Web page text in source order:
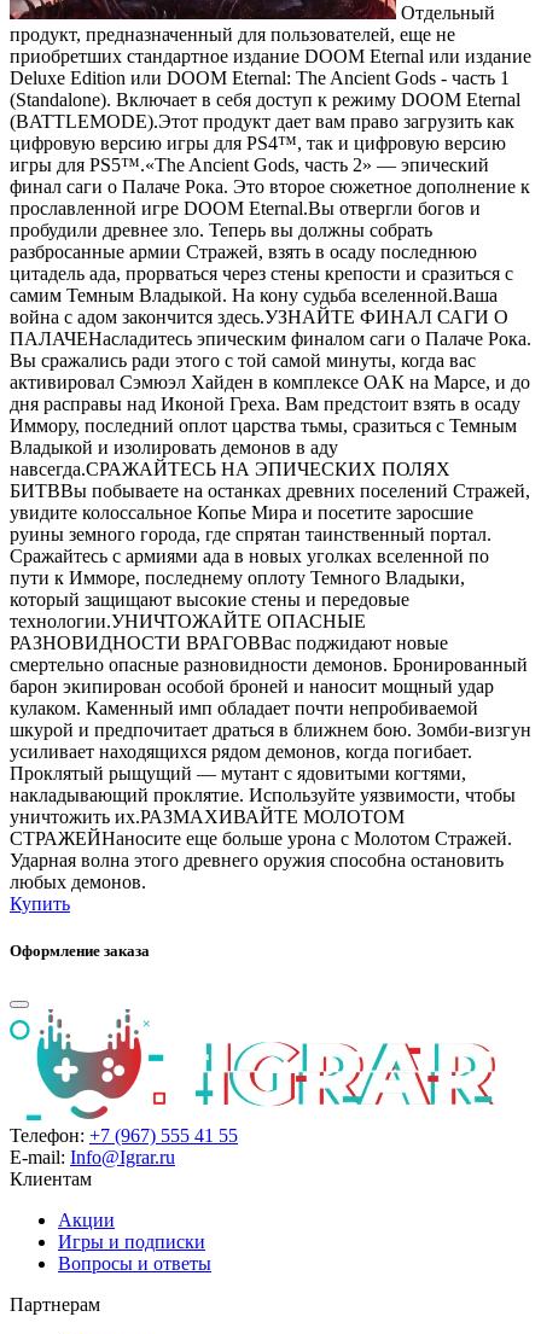
Отдельный
продукт, предназначенный для пользователей, еще не
приобретших стандартное издание DOOM Eternal или издание
Deluxe Edition или DOOM Eternal: The Ancient Gods - часть 1
(Standalone). Включает в себя доступ к режиму DOOM Eternal
(BATTLEMODE).Этот продукт дает вам право загрузить как
цифровую версию игры для PS4™, так и цифровую версию
игры для PS5™.«The Ancient Gods, часть 2» — эпический
финал саги о Палаче Рока. Это второе сюжетное дополнение к
прославленной игре DOOM Eternal.Вы отвергли богов и
пробудили древнее зло. Теперь вы должны собрать
разбросанные армии Стражей, взять в осаду последнюю
цитадель ада, прорваться через стены крепости и сразиться с
самим Темным Владыкой. На кону судьба вселенной.Ваша
война с адом закончится здесь.УЗНАЙТЕ ФИНАЛ САГИ О
ПАЛАЧЕНасладитесь эпическим финалом саги о Палаче Рока.
Вы сражались ради этого с той самой минуты, когда вас
активировал Сэмюэл Хайден в комплексе ОАК на Марсе, и до
дня расправы над Иконой Греха. Вам предстоит взять в осаду
Иммору, последний оплот царства тьмы, сразиться с Темным
Владыкой и изолировать демонов в аду
навсегда.СРАЖАЙТЕСЬ НА ЭПИЧЕСКИХ ПОЛЯХ
БИТВВы побываете на останках древних поселений Стражей,
увидите колоссальное Копье Мира и посетите заросшие
руины земного города, где спрятан таинственный портал.
Сражайтесь с армиями ада в новых уголках вселенной по
пути к Имморе, последнему оплоту Темного Владыки,
который защищают высокие стены и передовые
технологии.УНИЧТОЖАЙТЕ ОПАСНЫЕ
РАЗНОВИДНОСТИ ВРАГОВВас поджидают новые
смертельно опасные разновидности демонов. Бронированный
барон экипирован особой броней и наносит мощный удар
кулаком. Каменный имп обладает почти непробиваемой
шкурой и предпочитает драться в ближнем бою. Зомби-визгун
усиливает находящихся рядом демонов, когда погибает.
Проклятый рыщущий — мутант с ядовитыми когтями,
накладывающий проклятие. Используйте уязвимости, чтобы
уничтожить их.РАЗМАХИВАЙТЕ МОЛОТОМ
СТРАЖЕЙНаносите еще больше урона с Молотом Стражей.
Ударная волна этого древнего оружия способна остановить
любых демонов.
Купить
Оформление заказа
Телефон: +7 (967) 555 41 55
E-mail: Info@Igrar.ru
Клиентам
Акции
Игры и подписки
Вопросы и ответы
Партнерам